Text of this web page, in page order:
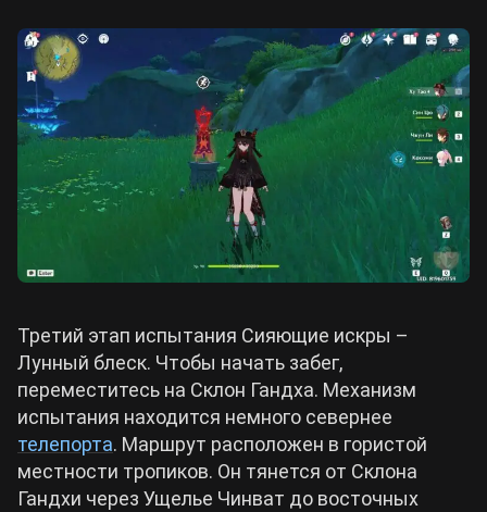
Третий этап испытания Сияющие искры –
Лунный блеск. Чтобы начать забег,
переместитесь на Склон Гандха. Механизм
испытания находится немного севернее
телепорта. Маршрут расположен в гористой
местности тропиков. Он тянется от Склона
Гандхи через Ущелье Чинват до восточных